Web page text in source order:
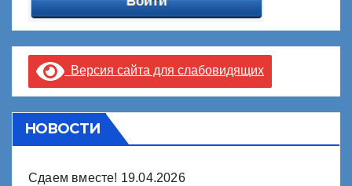
Версия сайта для слабовидящих
НОВОСТИ
Сдаем вместе! 19.04.2026